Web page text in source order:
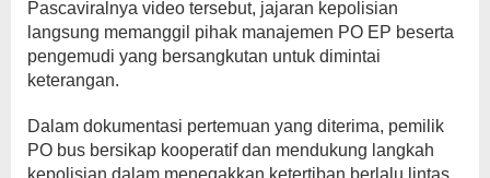
Pascaviralnya video tersebut, jajaran kepolisian
langsung memanggil pihak manajemen PO EP beserta
pengemudi yang bersangkutan untuk dimintai
keterangan.
Dalam dokumentasi pertemuan yang diterima, pemilik
PO bus bersikap kooperatif dan mendukung langkah
kepolisian dalam menegakkan ketertiban berlalu lintas.